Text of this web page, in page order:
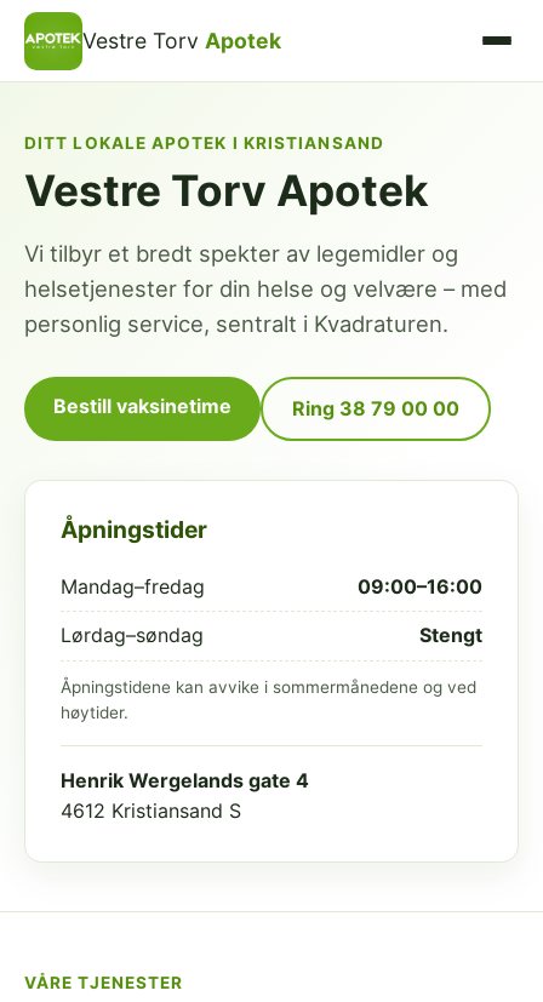
Vestre Torv Apotek
DITT LOKALE APOTEK I KRISTIANSAND
Vestre Torv Apotek
Vi tilbyr et bredt spekter av legemidler og
helsetjenester for din helse og velvære – med
personlig service, sentralt i Kvadraturen.
Bestill vaksinetime Ring 38 79 00 00
Åpningstider
Mandag–fredag 09:00–16:00
Lørdag–søndag Stengt
Åpningstidene kan avvike i sommermånedene og ved
høytider.
Henrik Wergelands gate 4
4612 Kristiansand S
VÅRE TJENESTER